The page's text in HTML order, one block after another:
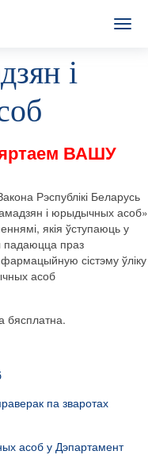
T
a
t
i
n
і
ВАШУ
Рэспублікі Беларусь
і юрыдычных асоб»
якія ўступаюць у
падаюцца праз
сістэму ўліку
асоб
бясплатна.
па зваротах
асоб у Дэпартамент